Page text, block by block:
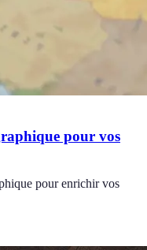
pour vos
pour enrichir vos